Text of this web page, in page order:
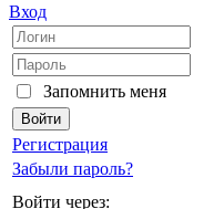
Вход
Запомнить меня
Регистрация
Забыли пароль?
Войти через: